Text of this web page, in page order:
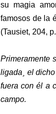
su magia
famosos de la
(Tausiet, 204,
Primeramente
ligada¸ el
fuera con él a
campo.